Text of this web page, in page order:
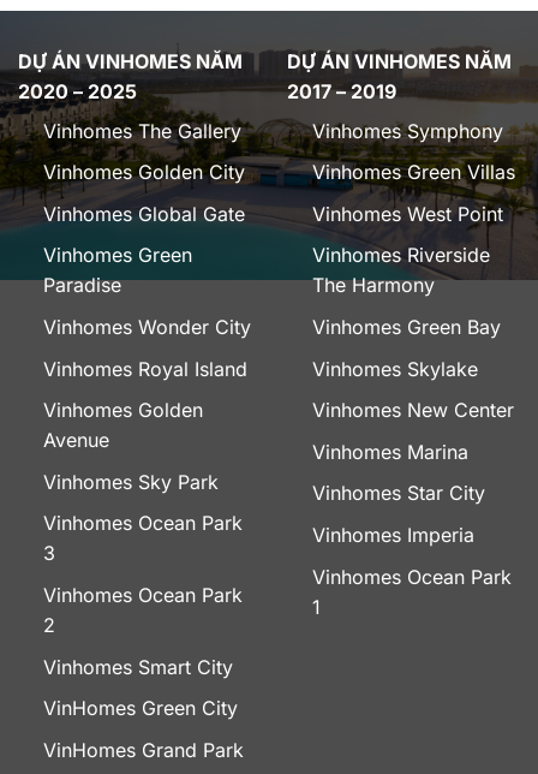
DỰ ÁN VINHOMES NĂM
2020 – 2025
Vinhomes The Gallery
Vinhomes Golden City
Vinhomes Global Gate
Vinhomes Green
Paradise
Vinhomes Wonder City
Vinhomes Royal Island
Vinhomes Golden
Avenue
Vinhomes Sky Park
Vinhomes Ocean Park
3
Vinhomes Ocean Park
2
Vinhomes Smart City
VinHomes Green City
VinHomes Grand Park
DỰ ÁN VINHOMES NĂM
2017 – 2019
Vinhomes Symphony
Vinhomes Green Villas
Vinhomes West Point
Vinhomes Riverside
The Harmony
Vinhomes Green Bay
Vinhomes Skylake
Vinhomes New Center
Vinhomes Marina
Vinhomes Star City
Vinhomes Imperia
Vinhomes Ocean Park
1